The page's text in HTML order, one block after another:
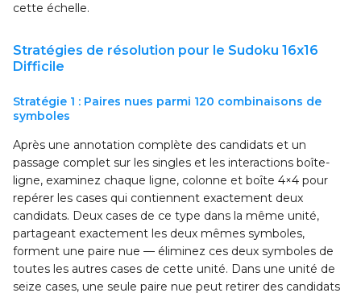
cette échelle.
Stratégies de résolution pour le Sudoku 16x16
Difficile
Stratégie 1 : Paires nues parmi 120 combinaisons de
symboles
Après une annotation complète des candidats et un
passage complet sur les singles et les interactions boîte-
ligne, examinez chaque ligne, colonne et boîte 4×4 pour
repérer les cases qui contiennent exactement deux
candidats. Deux cases de ce type dans la même unité,
partageant exactement les deux mêmes symboles,
forment une paire nue — éliminez ces deux symboles de
toutes les autres cases de cette unité. Dans une unité de
seize cases, une seule paire nue peut retirer des candidats